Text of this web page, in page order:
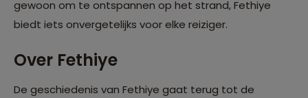
gewoon om te ontspannen op het strand, Fethiye
biedt iets onvergetelijks voor elke reiziger.
Over Fethiye
De geschiedenis van Fethiye gaat terug tot de